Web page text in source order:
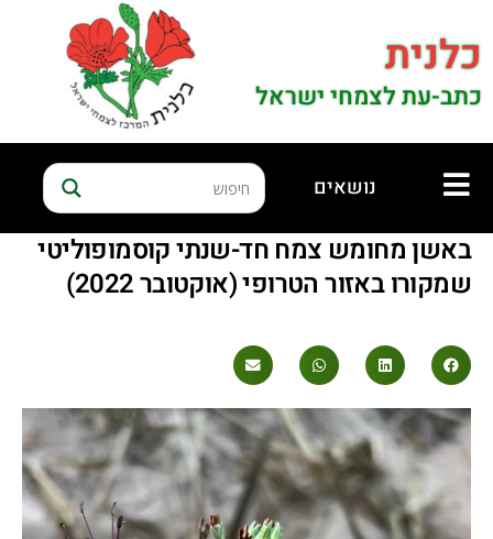
כלנית
כתב-עת לצמחי ישראל
נושאים
באשן מחומש צמח חד-שנתי קוסמופוליטי
שמקורו באזור הטרופי (אוקטובר 2022)